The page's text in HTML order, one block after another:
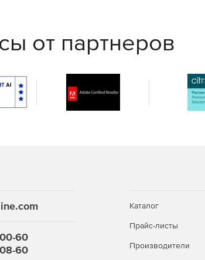
от партнеров
60
60
Каталог
Прайс-листы
Производители